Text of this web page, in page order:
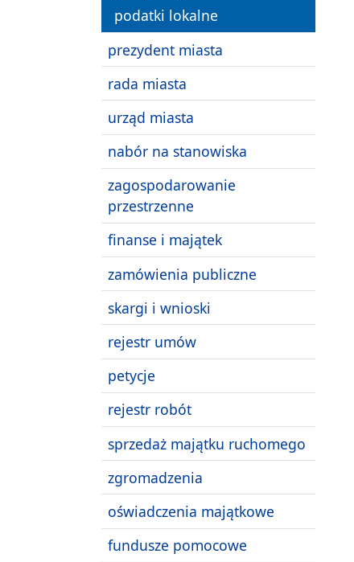
podatki lokalne
prezydent miasta
rada miasta
urząd miasta
nabór na stanowiska
zagospodarowanie
przestrzenne
finanse i majątek
zamówienia publiczne
skargi i wnioski
rejestr umów
petycje
rejestr robót
sprzedaż majątku ruchomego
zgromadzenia
oświadczenia majątkowe
fundusze pomocowe